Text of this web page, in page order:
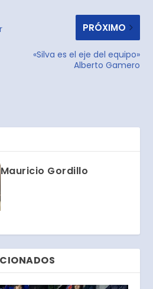
PRÓXIMO
«Silva es el eje del equipo»
Alberto Gamero
Mauricio Gordillo